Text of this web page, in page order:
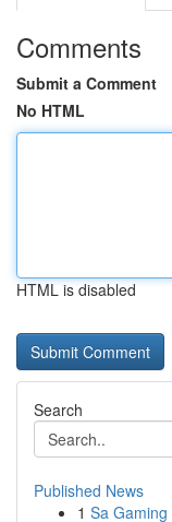
Comments
Submit a Comment
No HTML
HTML is disabled
Search
Published News
1 Sa